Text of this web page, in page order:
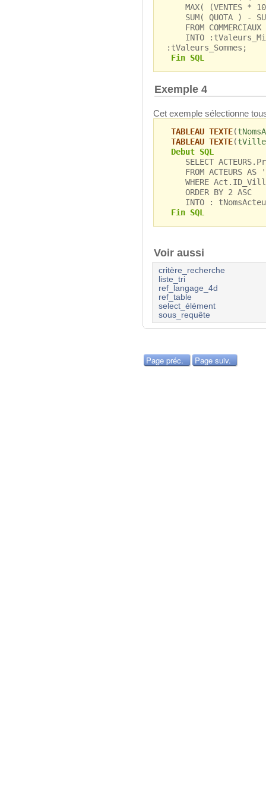
MAX( (VENTES *
SUM( QUOTA ) -
FROM COMMERCIAUX
INTO
:tValeurs_Sommes;
Fin SQL
Exemple 4
Cet exemple sélectionne
TABLEAU TEXTE(
TABLEAU TEXTE(
Debut SQL
SELECT
FROM ACTEURS
WHERE
ORDER BY 2 ASC
INTO :
Fin SQL
Voir aussi
critère_recherche
liste_tri
ref_langage_4d
ref_table
select_élément
sous_requête
Page préc. Page suiv.